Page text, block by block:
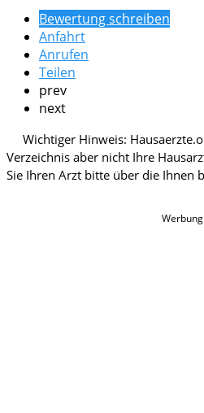
Bewertung schreiben
Anfahrt
Anrufen
Teilen
prev
next
Werbung